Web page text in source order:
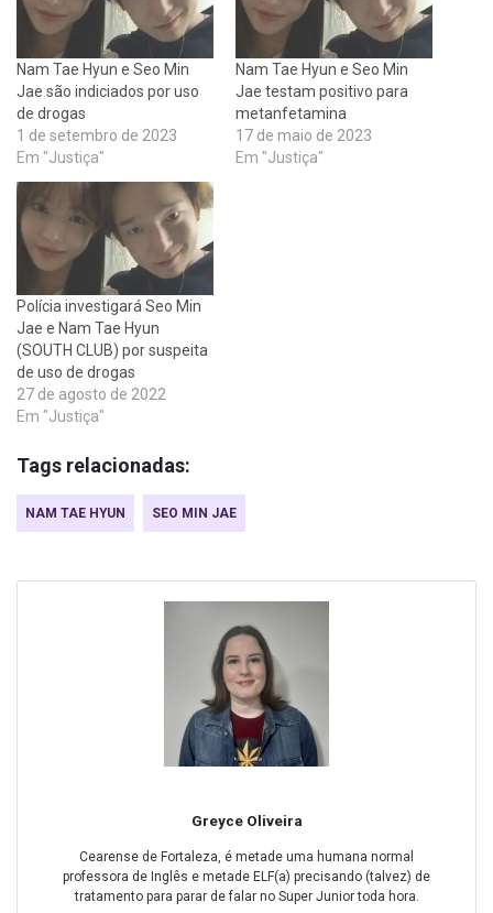
Nam Tae Hyun e Seo Min
Jae são indiciados por uso
de drogas
1 de setembro de 2023
Em "Justiça"
Nam Tae Hyun e Seo Min
Jae testam positivo para
metanfetamina
17 de maio de 2023
Em "Justiça"
Polícia investigará Seo Min
Jae e Nam Tae Hyun
(SOUTH CLUB) por suspeita
de uso de drogas
27 de agosto de 2022
Em "Justiça"
Tags relacionadas:
NAM TAE HYUN SEO MIN JAE
Greyce Oliveira
Cearense de Fortaleza, é metade uma humana normal
professora de Inglês e metade ELF(a) precisando (talvez) de
tratamento para parar de falar no Super Junior toda hora.